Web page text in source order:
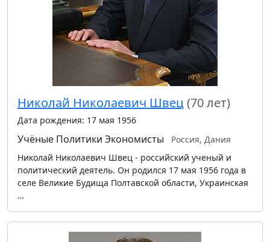
Николай Николаевич Швец(70 лет)
Дата рождения: 17 мая 1956
Учёные Политики Экономисты
Россия, Дания
Николай Николаевич Швец - российский ученый и
политический деятель. Он родился 17 мая 1956 года в
селе Великие Будища Полтавской области, Украинская
…